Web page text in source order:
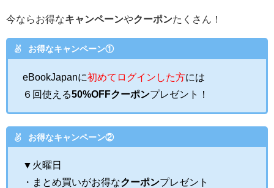
今ならお得なキャンペーンやクーポンたくさん！
お得なキャンペーン①
eBookJapanに初めてログインした方には
６回使える50%OFFクーポンプレゼント！
お得なキャンペーン②
▼火曜日
・まとめ買いがお得なクーポンプレゼント